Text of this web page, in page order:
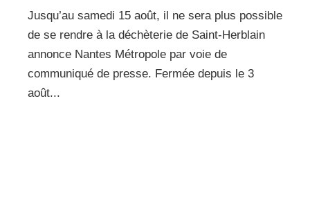
Jusqu’au samedi 15 août, il ne sera plus possible
de se rendre à la déchèterie de Saint-Herblain
annonce Nantes Métropole par voie de
communiqué de presse. Fermée depuis le 3
août...